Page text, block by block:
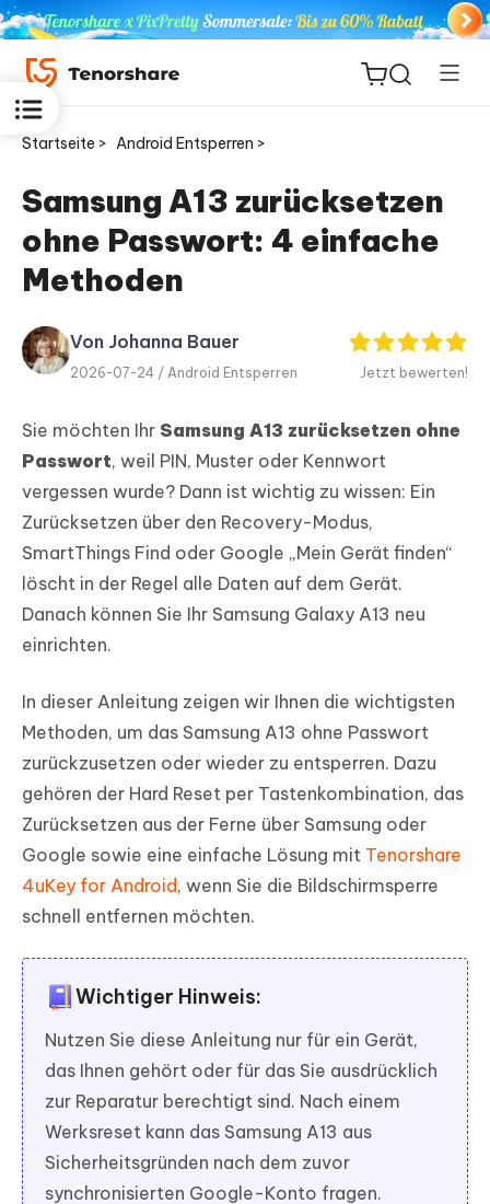
ReiBoot
for iOS
PDNob
PDF
Editor
Neu
iAnyGo
Startseite > Android Entsperren >
Samsung A13 zurücksetzen
ohne Passwort: 4 einfache
Methoden
Von Johanna Bauer
2026-07-24 / Android Entsperren Jetzt bewerten!
Sie möchten Ihr Samsung A13 zurücksetzen ohne
Passwort, weil PIN, Muster oder Kennwort
vergessen wurde? Dann ist wichtig zu wissen: Ein
Zurücksetzen über den Recovery-Modus,
SmartThings Find oder Google „Mein Gerät finden“
löscht in der Regel alle Daten auf dem Gerät.
Danach können Sie Ihr Samsung Galaxy A13 neu
einrichten.
In dieser Anleitung zeigen wir Ihnen die wichtigsten
Methoden, um das Samsung A13 ohne Passwort
zurückzusetzen oder wieder zu entsperren. Dazu
gehören der Hard Reset per Tastenkombination, das
Zurücksetzen aus der Ferne über Samsung oder
Google sowie eine einfache Lösung mit Tenorshare
4uKey for Android, wenn Sie die Bildschirmsperre
schnell entfernen möchten.
Wichtiger Hinweis:
Nutzen Sie diese Anleitung nur für ein Gerät,
das Ihnen gehört oder für das Sie ausdrücklich
zur Reparatur berechtigt sind. Nach einem
Werksreset kann das Samsung A13 aus
Sicherheitsgründen nach dem zuvor
synchronisierten Google-Konto fragen.